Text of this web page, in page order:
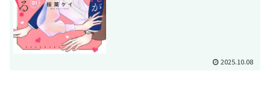
2025.10.08